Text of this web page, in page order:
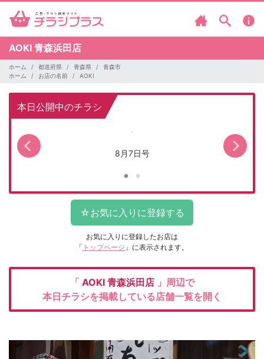
AOKI 青森浜田店
ホーム 都道府県 青森県
青森市
ホーム
お店の名前 AOKI
本日公開中のチラシ
8月7日号
お気に入りに登録したお店は
「 トップページ 」に表示されます。
「 AOKI 青森浜田店 」周辺で
本日チラシを掲載している店舗一覧を開く